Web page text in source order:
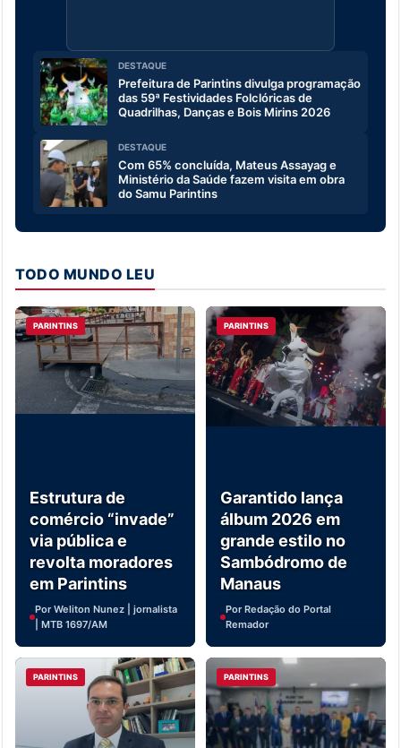
DESTAQUE
Prefeitura de Parintins divulga programação
das 59ª Festividades Folclóricas de
Quadrilhas, Danças e Bois Mirins 2026
DESTAQUE
Com 65% concluída, Mateus Assayag e
Ministério da Saúde fazem visita em obra
do Samu Parintins
TODO MUNDO LEU
PARINTINS
Estrutura de
comércio “invade”
via pública e
revolta moradores
em Parintins
Por Weliton Nunez | jornalista
| MTB 1697/AM
PARINTINS
Garantido lança
álbum 2026 em
grande estilo no
Sambódromo de
Manaus
Por Redação do Portal
Remador
PARINTINS PARINTINS